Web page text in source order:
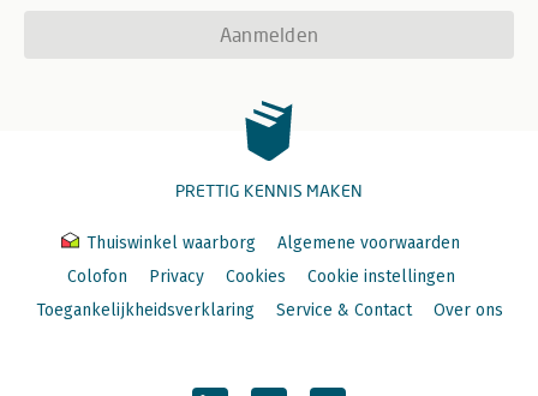
Aanmelden
PRETTIG KENNIS MAKEN
Thuiswinkel waarborg
Algemene voorwaarden
Colofon
Privacy Cookies
Cookie instellingen
Toegankelijkheidsverklaring
Service & Contact Over ons